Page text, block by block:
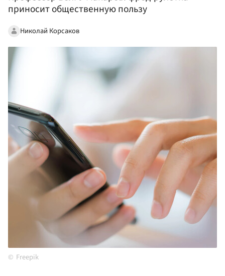
приносит общественную пользу
Николай Корсаков
Freepik